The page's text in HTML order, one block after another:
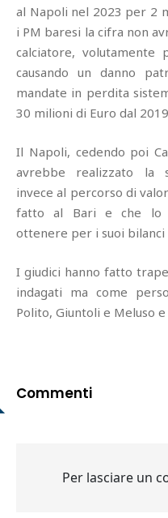
al Napoli nel 2023 per 2
i PM baresi la cifra non
calciatore,
causando un danno
mandate in perdita
30 milioni di Euro dal
Il Napoli, cedendo poi
avrebbe realizzato la
invece al percorso di
fatto al Bari e che lo
ottenere per i suoi bilanci
I giudici hanno fatto
indagati ma come
Polito, Giuntoli e Meluso
Commenti